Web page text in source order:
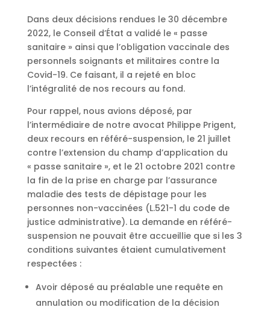
Dans deux décisions rendues le 30 décembre
2022, le Conseil d’État a validé le « passe
sanitaire » ainsi que l’obligation vaccinale des
personnels soignants et militaires contre la
Covid-19. Ce faisant, il a rejeté en bloc
l’intégralité de nos recours au fond.
Pour rappel, nous avions déposé, par
l’intermédiaire de notre avocat Philippe Prigent,
deux recours en référé-suspension, le 21 juillet
contre l’extension du champ d’application du
« passe sanitaire », et le 21 octobre 2021 contre
la fin de la prise en charge par l’assurance
maladie des tests de dépistage pour les
personnes non-vaccinées (L.521-1 du code de
justice administrative). La demande en référé-
suspension ne pouvait être accueillie que si les 3
conditions suivantes étaient cumulativement
respectées :
Avoir déposé au préalable une requête en
annulation ou modification de la décision